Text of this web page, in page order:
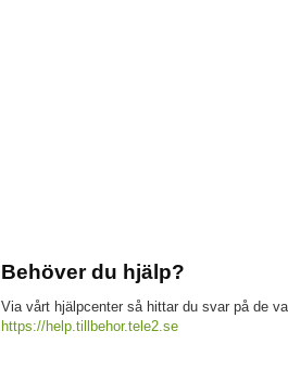
Behöver du hjälp?
Via vårt hjälpcenter så hittar du svar på de
https://help.tillbehor.tele2.se